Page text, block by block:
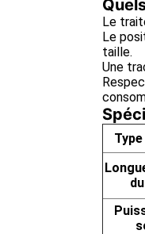
Le
Le
taille.
Une